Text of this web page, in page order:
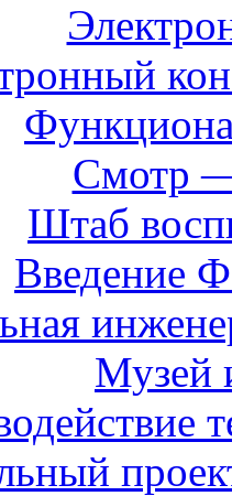
Смотр
Штаб
Введение
Музей